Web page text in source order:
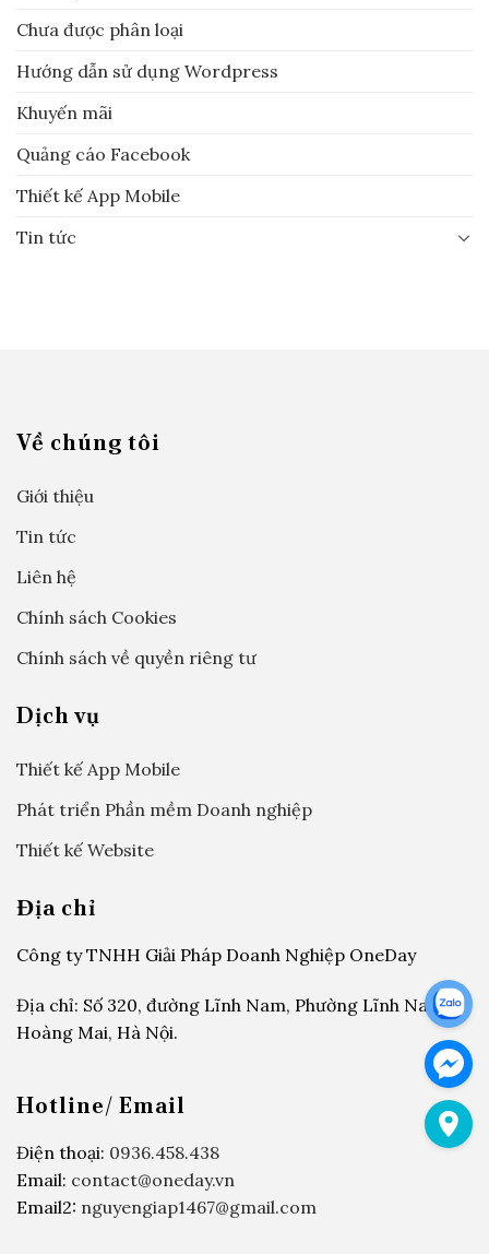
Chưa được phân loại
Hướng dẫn sử dụng Wordpress
Khuyến mãi
Quảng cáo Facebook
Thiết kế App Mobile
Tin tức
Về chúng tôi
Giới thiệu
Tin tức
Liên hệ
Chính sách Cookies
Chính sách về quyền riêng tư
Dịch vụ
Thiết kế App Mobile
Phát triển Phần mềm Doanh nghiệp
Thiết kế Website
Địa chỉ
Công ty TNHH Giải Pháp Doanh Nghiệp OneDay
Địa chỉ: Số 320, đường Lĩnh Nam, Phường Lĩnh Nam,
Hoàng Mai, Hà Nội.
Hotline/ Email
Điện thoại: 0936.458.438
Email: contact@oneday.vn
Email2: nguyengiap1467@gmail.com